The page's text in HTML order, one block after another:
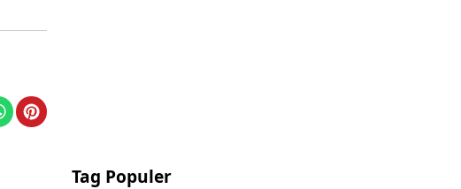
Tag Populer